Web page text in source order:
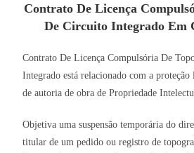
Contrato De Licença
De Circuito Integrado Em
Contrato De Licença Compulsória De
Integrado está relacionado com a
de autoria de obra de Propriedade
Objetiva uma suspensão temporária do
titular de um pedido ou registro de